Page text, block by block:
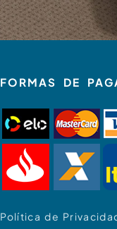
FORMAS DE
Política de